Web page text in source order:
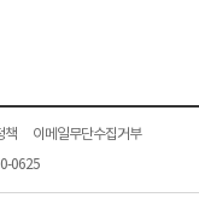
책
이메일무단수집거부
0625